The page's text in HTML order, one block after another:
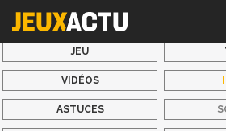
JEU
VIDÉOS
ASTUCES